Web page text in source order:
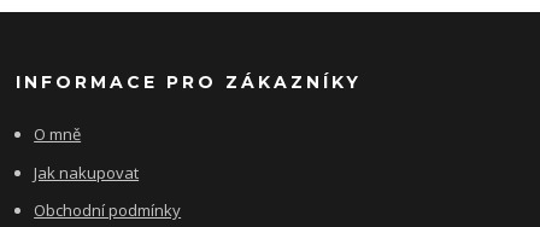
INFORMACE PRO ZÁKAZNÍKY
O mně
Jak nakupovat
Obchodní podmínky